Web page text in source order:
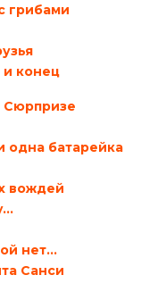
грибами
и конец
Сюрпризе
одна батарейка
вождей
нет…
Санси